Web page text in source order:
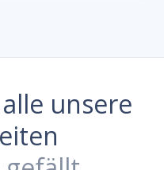
unsere